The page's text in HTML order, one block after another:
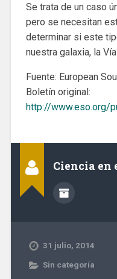
Se trata de un caso
pero se necesitan
determinar si este
nuestra galaxia, la
Fuente: European
Boletín original:
http://www.eso.org/
Ciencia en
31 julio, 2014
Sin categoría